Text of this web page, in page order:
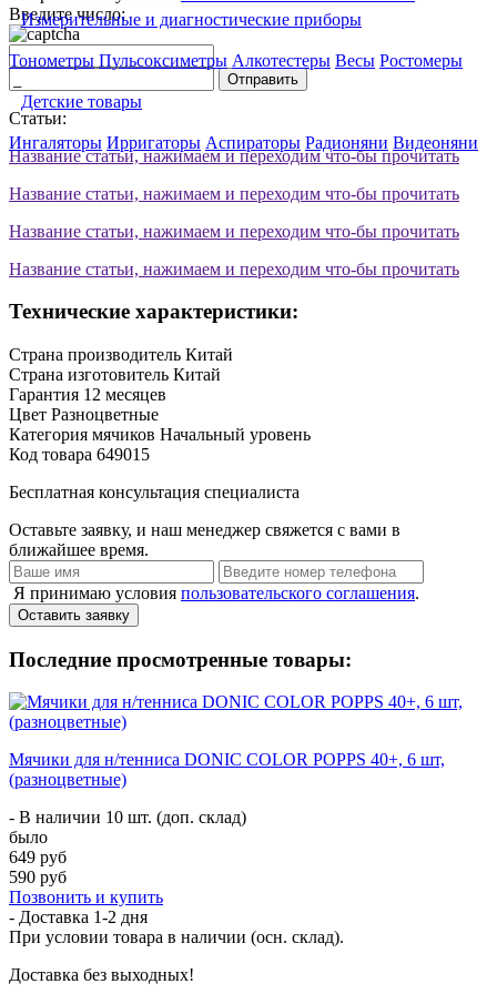
Измерительные и диагностические приборы
Тонометры Пульсоксиметры Алкотестеры Весы Ростомеры
Детские товары
Ингаляторы Ирригаторы Аспираторы Радионяни Видеоняни
Введите число:
Отправить
Статьи:
Название статьи, нажимаем и переходим что-бы прочитать
Название статьи, нажимаем и переходим что-бы прочитать
Название статьи, нажимаем и переходим что-бы прочитать
Название статьи, нажимаем и переходим что-бы прочитать
Технические характеристики:
Страна производитель Китай
Страна изготовитель Китай
Гарантия 12 месяцев
Цвет Разноцветные
Категория мячиков Начальный уровень
Код товара 649015
Бесплатная консультация специалиста
Оставьте заявку, и наш менеджер свяжется с вами в
ближайшее время.
Я принимаю условия пользовательского соглашения.
Оставить заявку
Последние просмотренные товары:
Мячики для н/тенниса DONIC COLOR POPPS 40+, 6 шт,
(разноцветные)
- В наличии 10 шт. (доп. склад)
было
649 руб
590 руб
Позвонить и купить
- Доставка 1-2 дня
При условии товара в наличии (осн. склад).
Доставка без выходных!